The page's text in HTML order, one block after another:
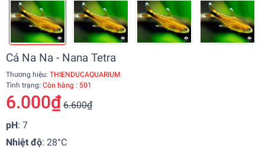
Cá Na Na - Nana Tetra
Thương hiệu: THIENDUCAQUARIUM
Tình trạng: Còn hàng : 501
6.000₫ 6.600₫
pH: 7
Nhiệt độ: 28°C